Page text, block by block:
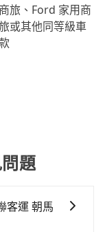
商旅、Ford 家用商
或其他同等級車
題
客運 朝馬